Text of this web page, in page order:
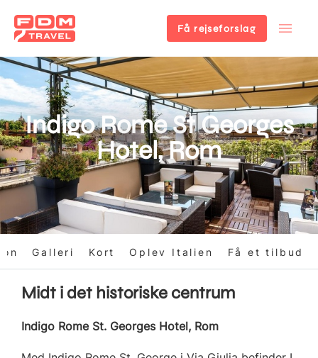
Gå
til
hovedindhold
Få rejseforslag
Indigo Rome St Georges
Hotel, Rom
Galleri Kort Oplev Italien Få et tilbud
Midt i det historiske centrum
Indigo Rome St. Georges Hotel, Rom